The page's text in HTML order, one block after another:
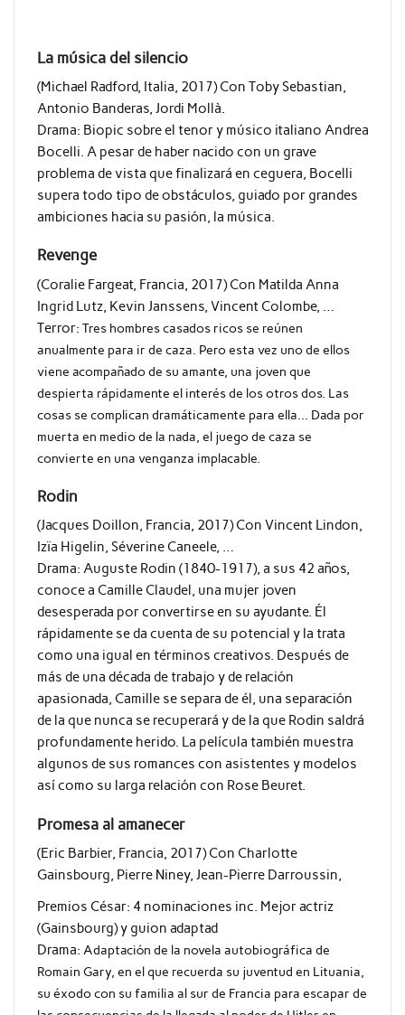
La música del silencio
(Michael Radford, Italia, 2017) Con Toby Sebastian,
Antonio Banderas, Jordi Mollà.
Drama: Biopic sobre el tenor y músico italiano Andrea
Bocelli. A pesar de haber nacido con un grave
problema de vista que finalizará en ceguera, Bocelli
supera todo tipo de obstáculos, guiado por grandes
ambiciones hacia su pasión, la música.
Revenge
(Coralie Fargeat, Francia, 2017) Con Matilda Anna
Ingrid Lutz, Kevin Janssens, Vincent Colombe, …
Terror: Tres hombres casados ricos se reúnen
anualmente para ir de caza. Pero esta vez uno de ellos
viene acompañado de su amante, una joven que
despierta rápidamente el interés de los otros dos. Las
cosas se complican dramáticamente para ella… Dada por
muerta en medio de la nada, el juego de caza se
convierte en una venganza implacable.
Rodin
(Jacques Doillon, Francia, 2017) Con Vincent Lindon,
Izïa Higelin, Séverine Caneele, …
Drama: Auguste Rodin (1840-1917), a sus 42 años,
conoce a Camille Claudel, una mujer joven
desesperada por convertirse en su ayudante. Él
rápidamente se da cuenta de su potencial y la trata
como una igual en términos creativos. Después de
más de una década de trabajo y de relación
apasionada, Camille se separa de él, una separación
de la que nunca se recuperará y de la que Rodin saldrá
profundamente herido. La película también muestra
algunos de sus romances con asistentes y modelos
así como su larga relación con Rose Beuret.
Promesa al amanecer
(Eric Barbier, Francia, 2017) Con Charlotte
Gainsbourg, Pierre Niney, Jean-Pierre Darroussin,
Premios César: 4 nominaciones inc. Mejor actriz
(Gainsbourg) y guion adaptad
Drama: Adaptación de la novela autobiográfica de
Romain Gary, en el que recuerda su juventud en Lituania,
su éxodo con su familia al sur de Francia para escapar de